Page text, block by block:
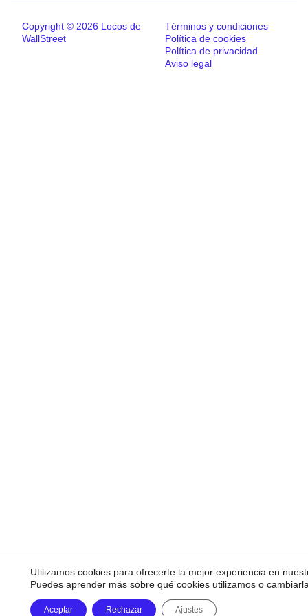
Copyright © 2026 Locos de
WallStreet
Términos y condiciones
Política de cookies
Política de privacidad
Aviso legal
Utilizamos cookies para ofrecerte la mejor experiencia en
Puedes aprender más sobre qué cookies utilizamos o
Aceptar Rechazar Ajustes